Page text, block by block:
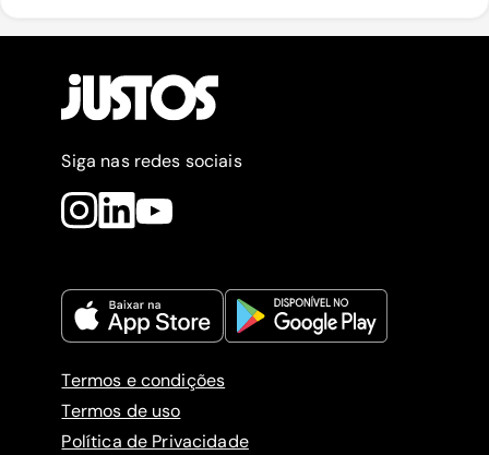
Siga nas redes sociais
Termos e condições
Termos de uso
Política de Privacidade